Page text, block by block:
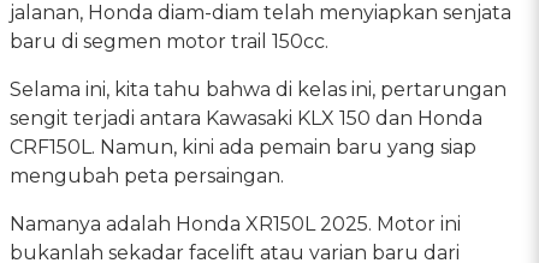
jalanan, Honda diam-diam telah menyiapkan senjata
baru di segmen motor trail 150cc.
Selama ini, kita tahu bahwa di kelas ini, pertarungan
sengit terjadi antara Kawasaki KLX 150 dan Honda
CRF150L. Namun, kini ada pemain baru yang siap
mengubah peta persaingan.
Namanya adalah Honda XR150L 2025. Motor ini
bukanlah sekadar facelift atau varian baru dari